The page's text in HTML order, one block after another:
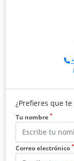
¿Prefieres que
Tu nombre *
Correo electrónico *